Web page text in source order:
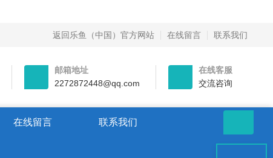
返回乐鱼（中国）官方网站 在线留言 联系我们
邮箱地址
2272872448@qq.com
在线客服
交流咨询
在线留言 联系我们